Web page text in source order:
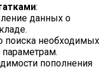
:
данных о
поиска необходимых
пополнения